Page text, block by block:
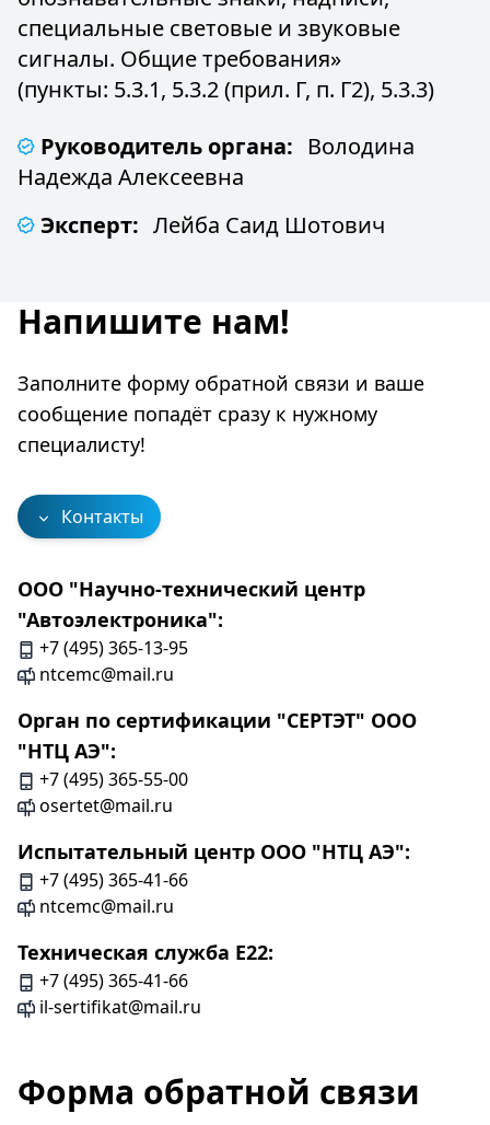
специальные световые и звуковые
сигналы. Общие требования»
(пункты: 5.3.1, 5.3.2 (прил. Г, п. Г2), 5.3.3)
Руководитель органа: Володина
Надежда Алексеевна
Эксперт: Лейба Саид Шотович
Напишите нам!
Заполните форму обратной связи и ваше
сообщение попадёт сразу к нужному
специалисту!
Контакты
ООО "Научно-технический центр
"Автоэлектроника":
+7 (495) 365-13-95
ntcemc@mail.ru
Орган по сертификации "СЕРТЭТ" ООО
"НТЦ АЭ":
+7 (495) 365-55-00
osertet@mail.ru
Испытательный центр ООО "НТЦ АЭ":
+7 (495) 365-41-66
ntcemc@mail.ru
Техническая служба Е22:
+7 (495) 365-41-66
il-sertifikat@mail.ru
Форма обратной связи